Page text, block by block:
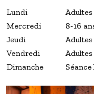
Lundi Adultes
Mercredi
8-16
Jeudi
Adultes
Vendredi
Adultes
Dimanche